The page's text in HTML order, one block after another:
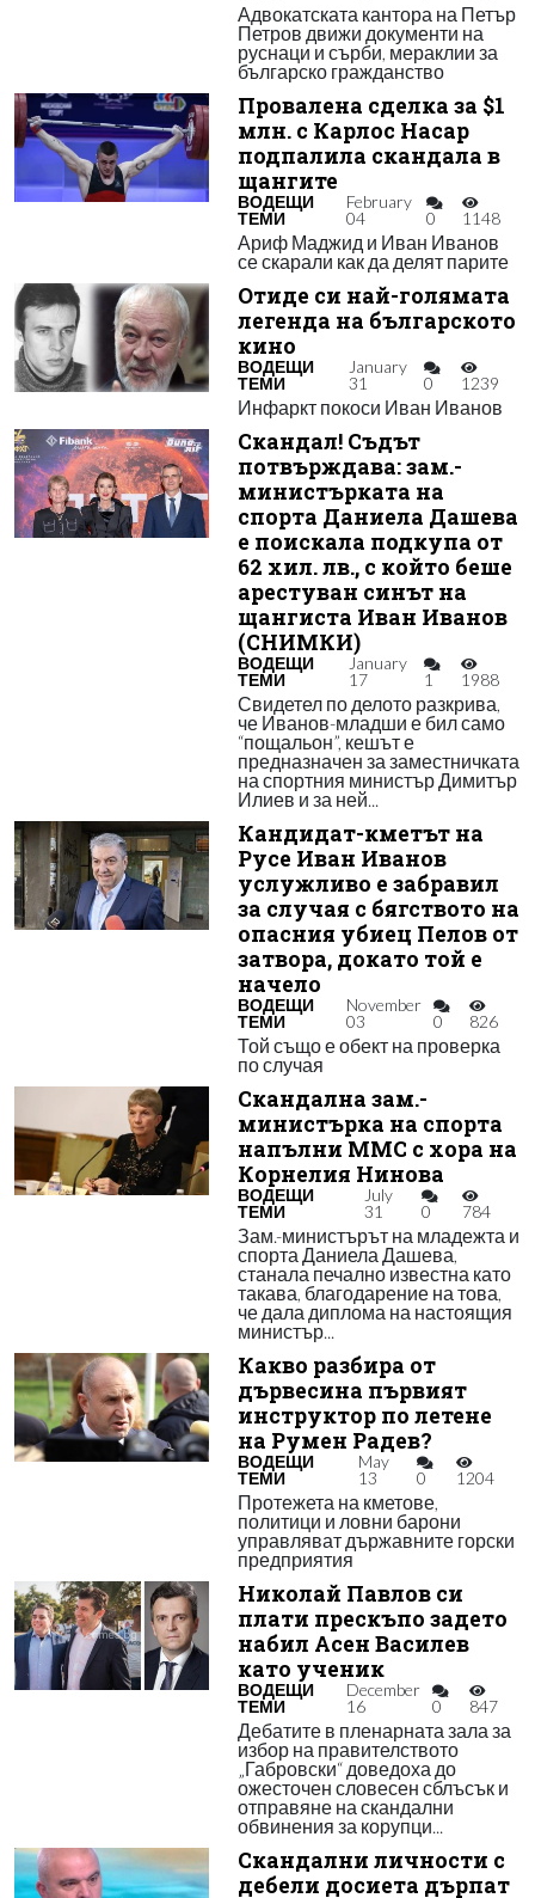
Адвокатската кантора на Петър
Петров движи документи на
руснаци и сърби, мераклии за
българско гражданство
Провалена сделка за $1
млн. с Карлос Насар
подпалила скандала в
щангите
ВОДЕЩИ
ТЕМИ
February
04
0 1148
Ариф Маджид и Иван Иванов
се скарали как да делят парите
Отиде си най-голямата
легенда на българското
кино
ВОДЕЩИ
ТЕМИ
January
31
0 1239
Инфаркт покоси Иван Иванов
Скандал! Съдът
потвърждава: зам.-
министърката на
спорта Даниела Дашева
е поискала подкупа от
62 хил. лв., с който беше
арестуван синът на
щангиста Иван Иванов
(СНИМКИ)
ВОДЕЩИ
ТЕМИ
January
17
1 1988
Свидетел по делото разкрива,
че Иванов-младши е бил само
“пощальон”, кешът е
предназначен за заместничката
на спортния министър Димитър
Илиев и за ней...
Кандидат-кметът на
Русе Иван Иванов
услужливо е забравил
за случая с бягството на
опасния убиец Пелов от
затвора, докато той е
начело
ВОДЕЩИ
ТЕМИ
November
03
0 826
Той също е обект на проверка
по случая
Скандална зам.-
министърка на спорта
напълни ММС с хора на
Корнелия Нинова
ВОДЕЩИ
ТЕМИ
July
31
0 784
Зам.-министърът на младежта и
спорта Даниела Дашева,
станала печално известна като
такава, благодарение на това,
че дала диплома на настоящия
министър...
Какво разбира от
дървесина първият
инструктор по летене
на Румен Радев?
ВОДЕЩИ
ТЕМИ
May
13
0 1204
Протежета на кметове,
политици и ловни барони
управляват държавните горски
предприятия
Николай Павлов си
плати прескъпо задето
набил Асен Василев
като ученик
ВОДЕЩИ
ТЕМИ
December
16
0 847
Дебатите в пленарната зала за
избор на правителството
„Габровски“ доведоха до
ожесточен словесен сблъсък и
отправяне на скандални
обвинения за корупци...
Скандални личности с
дебели досиета дърпат